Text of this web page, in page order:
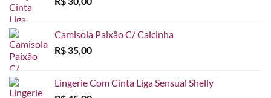
Camisola Paixão C/ Calcinha
R$ 35,00
Lingerie Com Cinta Liga Sensual Shelly